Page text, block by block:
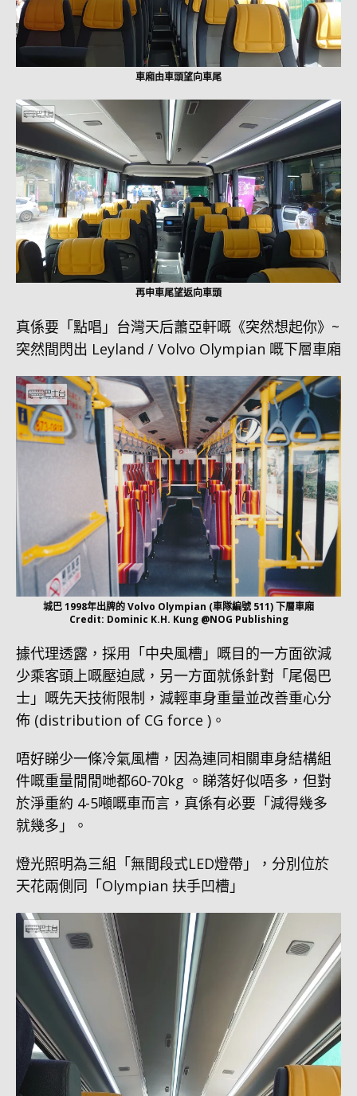
車廂由車頭望向車尾
再申車尾望返向車頭
真係要「點唱」台灣天后蕭亞軒嘅《突然想起你》~
突然間閃出 Leyland / Volvo Olympian 嘅下層車廂
城巴 1998年出牌的 Volvo Olympian (車隊編號 511) 下層車廂
Credit: Dominic K.H. Kung @NOG Publishing
據代理透露，採用「中央風槽」嘅目的一方面欲減
少乘客頭上嘅壓迫感，另一方面就係針對「尾偈巴
士」嘅先天技術限制，減輕車身重量並改善重心分
佈 (distribution of CG force )。
唔好睇少一條冷氣風槽，因為連同相關車身結構組
件嘅重量閒閒哋都60-70kg 。睇落好似唔多，但對
於淨重約 4-5噸嘅車而言，真係有必要「減得幾多
就幾多」。
燈光照明為三組「無間段式LED燈帶」，分別位於
天花兩側同「Olympian 扶手凹槽」